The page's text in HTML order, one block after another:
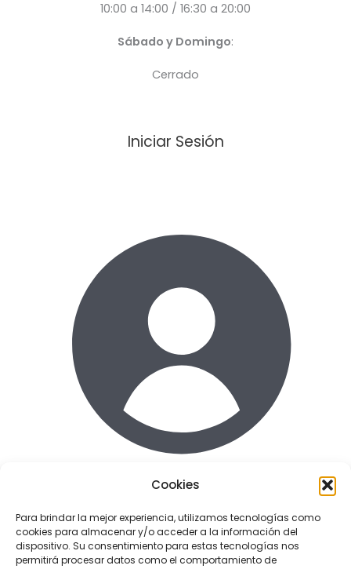
Cookies
Para brindar la mejor experiencia, utilizamos tecnologías como
cookies para almacenar y/o acceder a la información del
dispositivo. Su consentimiento para estas tecnologías nos
permitirá procesar datos como el comportamiento de
10:00 a 14:00 / 16:30 a 20:00
Sábado y Domingo:
Cerrado
Iniciar Sesión
Enlaces de interes
Terminos y condiciones uso